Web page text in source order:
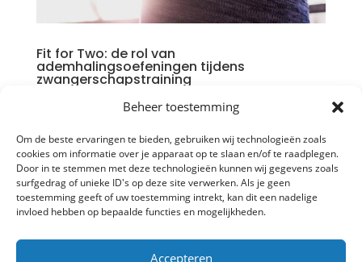
Beheer toestemming
Om de beste ervaringen te bieden, gebruiken wij technologieën zoals
cookies om informatie over je apparaat op te slaan en/of te raadplegen.
Door in te stemmen met deze technologieën kunnen wij gegevens zoals
surfgedrag of unieke ID's op deze site verwerken. Als je geen
toestemming geeft of uw toestemming intrekt, kan dit een nadelige
invloed hebben op bepaalde functies en mogelijkheden.
Accepteren
Fit for Two: de rol van
ademhalingsoefeningen tijdens
zwangerschapstraining
Krachttraining,Lifestyle,
Vitaliteit
Zwangerschap
Zwanger zijn is topsport. Niet alleen groeit er een
nieuw mensje in je, je lijf verandert, je ademhaling
verandert, en je belastbaarheid krijgt ineens een
tijdens je zwangerschap vaak precies wat je nodig